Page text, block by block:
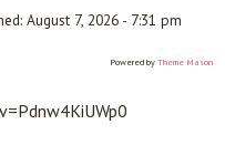
August 7, 2026 - 7:31 pm
Powered by Theme Mason